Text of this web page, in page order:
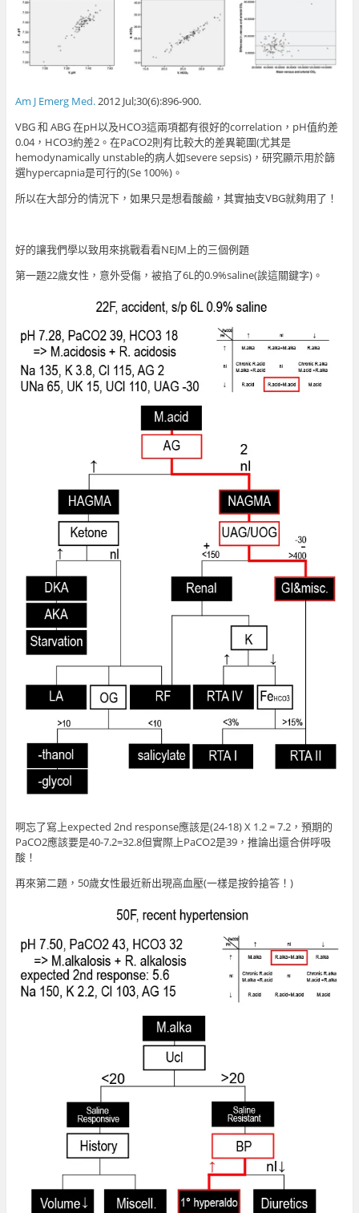
Am J Emerg Med.2012 Jul;30(6):896-900.
VBG 和 ABG 在pH以及HCO3這兩項都有很好的correlation，pH值約差
0.04，HCO3約差2。在PaCO2則有比較大的差異範圍(尤其是
hemodynamically unstable的病人如severe sepsis)，研究顯示用於篩
選hypercapnia是可行的(Se 100%)。
所以在大部分的情況下，如果只是想看酸鹼，其實抽支VBG就夠用了！
好的讓我們學以致用來挑戰看看NEJM上的三個例題
第一題22歲女性，意外受傷，被掐了6L的0.9%saline(誒這關鍵字)。
啊忘了寫上expected 2nd response應該是(24-18) X 1.2 = 7.2，預期的
PaCO2應該要是40-7.2=32.8但實際上PaCO2是39，推論出還合併呼吸
酸！
再來第二題，50歲女性最近新出現高血壓(一樣是按鈴搶答！)